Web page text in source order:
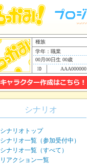
種族
学年：職業
00月00日生 00歳
AAA000000
シナリオ
シナリオトップ
シナリオ一覧（参加受付中）
シナリオ一覧（すべて）
リアクション一覧